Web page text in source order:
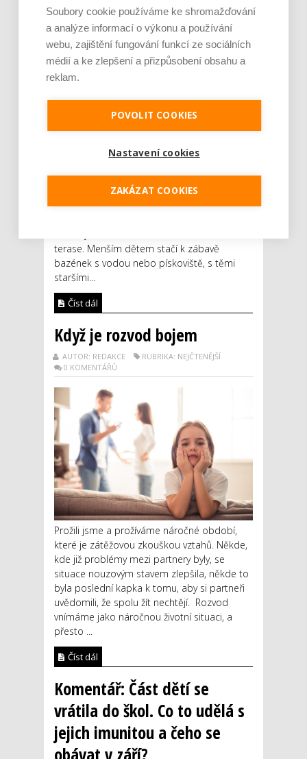
Prázdniny odstartovaly a rodiny s dětmi mají
před sebou dva dlouhé měsíce, kdy musejí
zejména pro své ratolesti vymyslet nějaký
terase. Menším dětem stačí k zábavě
bazének s vodou nebo pískoviště, s těmi
staršími...
Číst dál
Když je rozvod bojem
AUTOR: REDAKCE
RUBRIKA: NEJČTENĚJŠÍ
0 KOMENTÁŘŮ
Prožili jsme a prožíváme náročné období,
které je zátěžovou zkouškou vztahů. Někde,
kde již problémy mezi partnery byly, se
situace nouzovým stavem zlepšila, někde to
byla poslední kapka k tomu, aby si partneři
uvědomili, že spolu žít nechtějí. Rozvod
vnímáme jako náročnou životní situaci, a
přesto ...
Číst dál
Komentář: Část dětí se
vrátila do škol. Co to udělá s
jejich imunitou a čeho se
obávat v září?
Soubory cookie používáme ke shromažďování
a analýze informací o výkonu a používání
webu, zajištění fungování funkcí ze sociálních
médií a ke zlepšení a přizpůsobení obsahu a
reklam.
POVOLIT COOKIES
Nastavení cookies
ZAKÁZAT COOKIES